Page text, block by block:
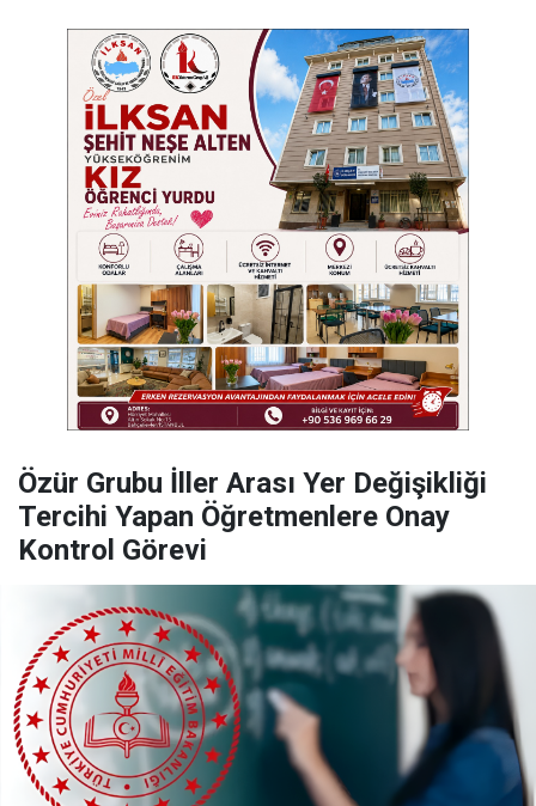
Özür Grubu İller Arası Yer Değişikliği
Tercihi Yapan Öğretmenlere Onay
Kontrol Görevi